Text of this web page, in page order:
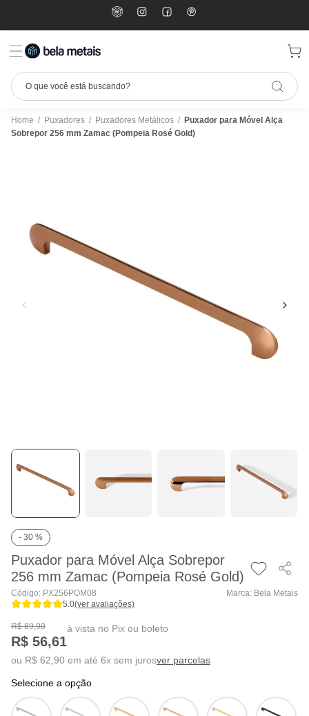
Home / Puxadores / Puxadores Metálicos / Puxador para Móvel Alça
Sobrepor 256 mm Zamac (Pompeia Rosé Gold)
- 30 %
Puxador para Móvel Alça Sobrepor
256 mm Zamac (Pompeia Rosé Gold)
Código: PX256POM08
Marca: Bela Metais
5.0(ver avaliações)
R$ 89,90
R$ 56,61
à vista no Pix ou boleto
ou R$ 62,90 em até 6x sem jurosver parcelas
selecione a opção